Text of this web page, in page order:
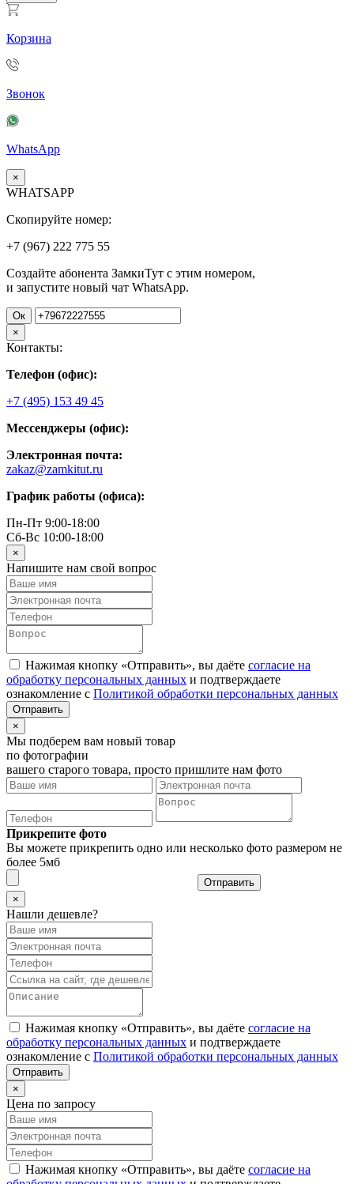
Корзина
Звонок
WhatsApp
×
WHATSAPP
Скопируйте номер:
+7 (967) 222 775 55
Создайте абонента ЗамкиТут с этим номером,
и запустите новый чат WhatsApp.
Ок
×
Контакты:
Телефон (офис):
+7 (495) 153 49 45
Мессенджеры (офис):
Электронная почта:
zakaz@zamkitut.ru
График работы (офиса):
Пн-Пт 9:00-18:00
Сб-Вс 10:00-18:00
×
Напишите нам свой вопрос
Нажимая кнопку «Отправить», вы даёте согласие на
обработку персональных данных и подтверждаете
ознакомление с Политикой обработки персональных данных
×
Мы подберем вам новый товар
по фотографии
вашего старого товара, просто пришлите нам фото
Прикрепите фото
Вы можете прикрепить одно или несколько фото размером не
более 5мб
Отправить
×
Нашли дешевле?
Нажимая кнопку «Отправить», вы даёте согласие на
обработку персональных данных и подтверждаете
ознакомление с Политикой обработки персональных данных
×
Цена по запросу
Нажимая кнопку «Отправить», вы даёте согласие на